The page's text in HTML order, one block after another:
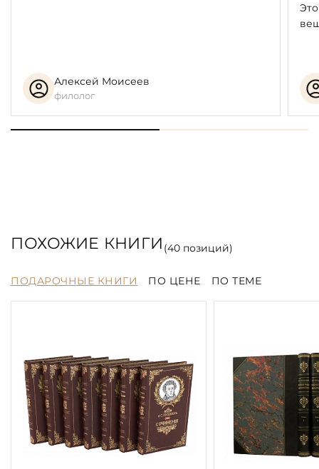
Алексей Моисеев
филолог
ПОХОЖИЕ КНИГИ (40позиций)
ПОДАРОЧНЫЕ КНИГИ ПО ЦЕНЕ ПО ТЕМЕ